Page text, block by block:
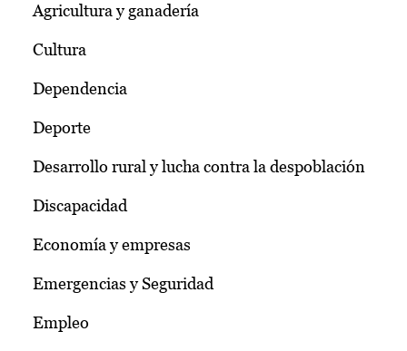
Agricultura y ganadería
Cultura
Dependencia
Deporte
Desarrollo rural y lucha contra la despoblación
Discapacidad
Economía y empresas
Emergencias y Seguridad
Empleo